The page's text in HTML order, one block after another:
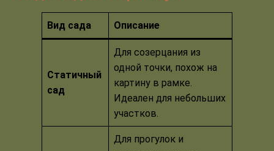
Вид сада Описание
Статичный
сад
Для созерцания из
одной точки, похож на
картину в рамке.
Идеален для небольших
участков.
Для прогулок и